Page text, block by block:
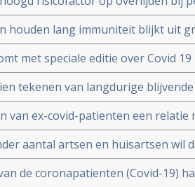
19, zelfs na correctie voor
aandoeningen - comorbiditeit
houden lang immuniteit blijkt uit
personen had antistoffen en 44
en immuniteit.
met speciale editie over Covid
zeker ook gelezen zouden
tekenen van langdurige
19, zelfs na milde infecties. Blijkt
van ex-covid-patienten een relatie
Er zijn wel heel veel
aantal artsen en huisartsen wil
om de huisarts te vragen
covid-19 zoals die nu geldt.
de coronapatienten (Covid-19)